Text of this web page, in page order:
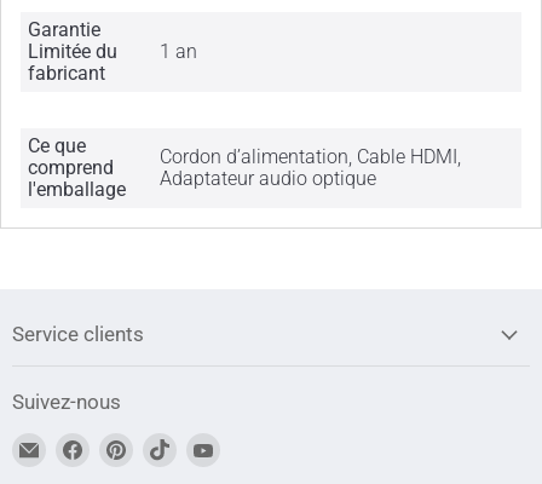
Garantie
Limitée du
fabricant
1 an
Ce que
comprend
l'emballage
Cordon d’alimentation, Cable HDMI,
Adaptateur audio optique
Service clients
Suivez-nous
Trouvez-Trouvez-Trouvez-Trouvez-